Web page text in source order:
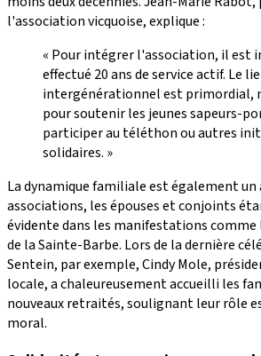
l'association vicquoise, explique :
« Pour intégrer l'association, il est
effectué 20 ans de service actif. Le
intergénérationnel est primordial,
pour soutenir les jeunes sapeurs-
participer au téléthon ou autres
solidaires. »
La dynamique familiale est également un
associations, les épouses et conjoints
évidente dans les manifestations
de la Sainte-Barbe. Lors de la dernière
Sentein, par exemple, Cindy Mole,
locale, a chaleureusement accueilli les
nouveaux retraités, soulignant leur rôle
moral.